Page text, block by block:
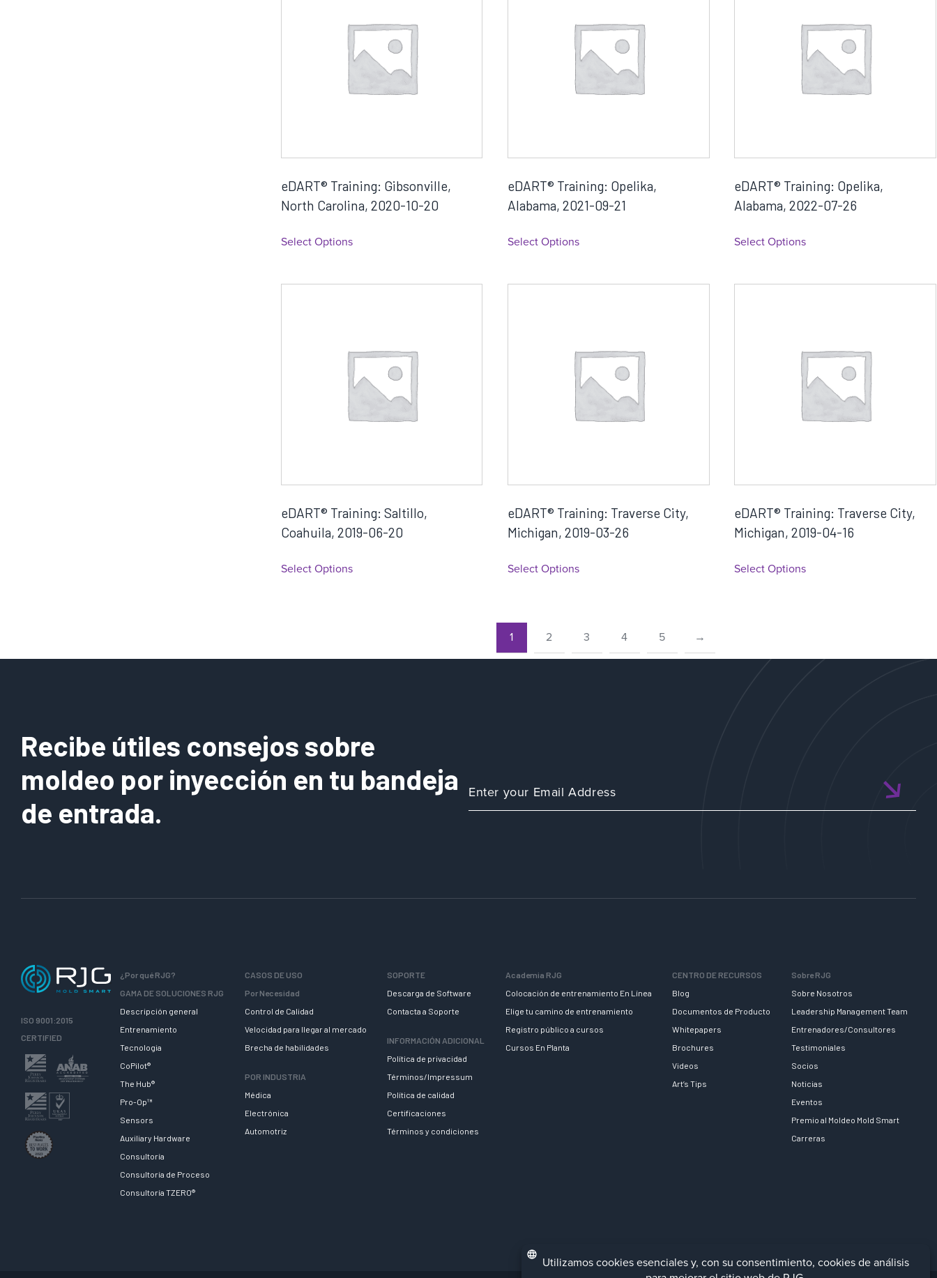
eDART® Training: Gibsonville,
North Carolina, 2020-10-20
Select Options
eDART® Training: Opelika,
Alabama, 2021-09-21
Select Options
eDART® Training: Opelika,
Alabama, 2022-07-26
Select Options
eDART® Training: Saltillo,
Coahuila, 2019-06-20
Select Options
eDART® Training: Traverse City,
Michigan, 2019-03-26
Select Options
eDART® Training: Traverse City,
Michigan, 2019-04-16
Select Options
1 2 3 4 5 →
Recibe útiles consejos sobre
moldeo por inyección en tu bandeja
de entrada.
ISO 9001:2015
CERTIFIED
¿Por qué RJG?
GAMA DE SOLUCIONES RJG
Descripción general
Entrenamiento
Tecnologia
CoPilot®
The Hub®
Pro-Op™
Sensors
Auxiliary Hardware
Consultoría
Consultoría de Proceso
Consultoría TZERO®
CASOS DE USO
Por Necesidad
Control de Calidad
Velocidad para llegar al mercado
Brecha de habilidades
POR INDUSTRIA
Médica
Electrónica
Automotriz
SOPORTE
Descarga de Software
Contacta a Soporte
INFORMACIÓN ADICIONAL
Política de privacidad
Términos/Impressum
Política de calidad
Certificaciones
Términos y condiciones
Academia RJG
Colocación de entrenamiento En Línea
Elige tu camino de entrenamiento
Registro público a cursos
Cursos En Planta
CENTRO DE RECURSOS
Blog
Documentos de Producto
Whitepapers
Brochures
Videos
Art’s Tips
Sobre RJG
Sobre Nosotros
Leadership Management Team
Entrenadores/Consultores
Testimoniales
Socios
Noticias
Eventos
Premio al Moldeo Mold Smart
Carreras